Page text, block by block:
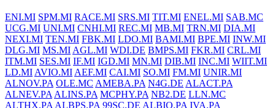
ENI.MI SPM.MI RACE.MI SRS.MI TIT.MI ENEL.MI SAB.MC
UCG.MI UNI.MI CNHI.MI REC.MI MB.MI TRN.MI DIA.MI
NEXI.MI TEN.MI FBK.MI LDO.MI BAMI.MI BPE.MI INW.MI
DLG.MI MS.MI AGL.MI WDI.DE BMPS.MI FKR.MI CRL.MI
ITM.MI SES.MI IF.MI IGD.MI MN.MI DIB.MI INC.MI WIIT.MI
LD.MI AVIO.MI AEF.MI CAI.MI SO.MI FM.MI UNIR.MI
ALNOV.PA OLE.MC AMEBA.PA N4G.DE ALACT.PA
ALNEV.PA ALINS.PA MCPHY.PA NB2.DE LLN.MC
ALTHX.PA ALBPS.PA 99SC.DE ALBIO.PA IVA.PA